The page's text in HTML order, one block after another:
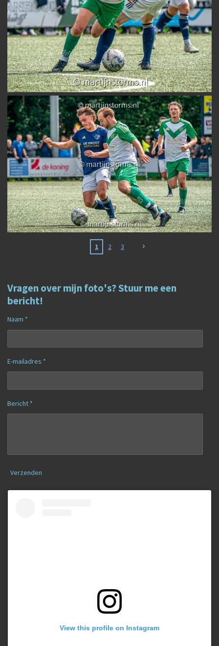
1 2 3
Vragen over mijn foto's? Stuur me een
bericht!
Naam *
E-mailadres *
Bericht *
Verzenden
View this profile on Instagram